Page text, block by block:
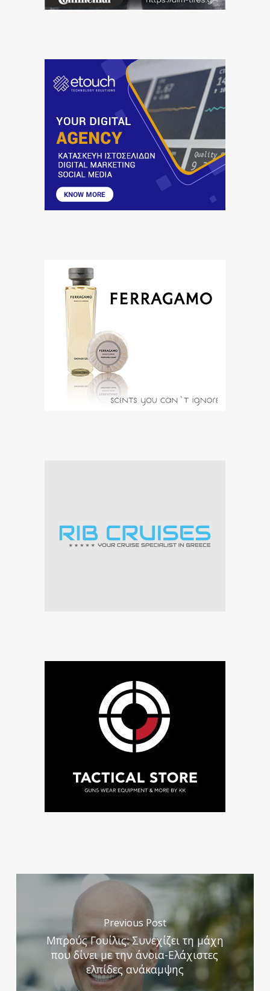
Previous Post
Μπρούς Γουίλις: Συνεχίζει τη μάχη
που δίνει με την άνοια-Ελάχιστες
ελπίδες ανάκαμψης